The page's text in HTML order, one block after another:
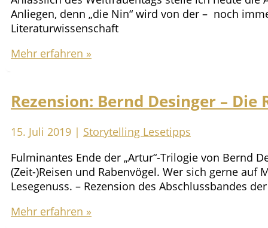
Anliegen, denn „die Nin“ wird von der – noch
Literaturwissenschaft
Sexy
das
Hirn
schrumpfen!
Über
die
Autorin
Anaïs
Nin
Mehr erfahren »
Rezension: Bernd Desinger – Die
15. Juli 2019 | Storytelling Lesetipps
Fulminantes Ende der „Artur“-Trilogie von Bernd
(Zeit-)Reisen und Rabenvögel. Wer sich gerne auf
Lesegenuss. – Rezension des Abschlussbandes der
Rezension:
Mehr erfahren »